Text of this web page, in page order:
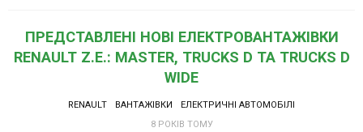
ПРЕДСТАВЛЕНІ НОВІ ЕЛЕКТРОВАНТАЖІВКИ
RENAULT Z.E.: MASTER, TRUCKS D ТА TRUCKS D
WIDE
RENAULT ВАНТАЖІВКИ
ЕЛЕКТРИЧНІ АВТОМОБІЛІ
8 РОКІВ ТОМУ